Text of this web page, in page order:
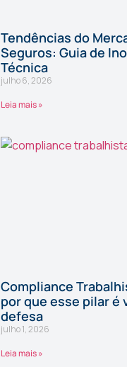
Tendências do
Seguros: Guia de
Técnica
julho 6, 2026
Leia mais »
Compliance
por que esse pilar é
defesa
julho 1, 2026
Leia mais »